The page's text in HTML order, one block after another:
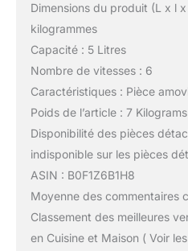
Dimensions du produit (L x l
kilogrammes
Capacité : 5 Litres
Nombre de vitesses : 6
Caractéristiques : Pièce
Poids de l’article : 7 Kilograms
Disponibilité des pièces
indisponible sur les pièces
ASIN : B0F1Z6B1H8
Moyenne des commentaires
Classement des meilleures
en Cuisine et Maison ( Voir